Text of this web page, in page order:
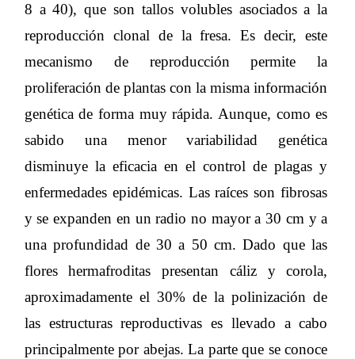
8 a 40), que son tallos volubles asociados a la
reproducción clonal de la fresa. Es decir, este
mecanismo de reproducción permite la
proliferación de plantas con la misma información
genética de forma muy rápida. Aunque, como es
sabido una menor variabilidad genética
disminuye la eficacia en el control de plagas y
enfermedades epidémicas. Las raíces son fibrosas
y se expanden en un radio no mayor a 30 cm y a
una profundidad de 30 a 50 cm. Dado que las
flores hermafroditas presentan cáliz y corola,
aproximadamente el 30% de la polinización de
las estructuras reproductivas es llevado a cabo
principalmente por abejas. La parte que se conoce